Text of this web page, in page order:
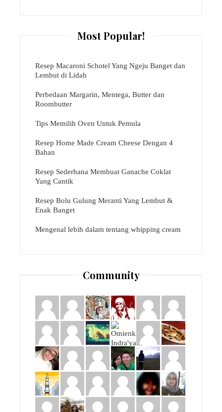
Most Popular!
Resep Macaroni Schotel Yang Ngeju Banget dan
Lembut di Lidah
Perbedaan Margarin, Mentega, Butter dan
Roombutter
Tips Memilih Oven Untuk Pemula
Resep Home Made Cream Cheese Dengan 4
Bahan
Resep Sederhana Membuat Ganache Coklat
Yang Cantik
Resep Bolu Gulung Meranti Yang Lembut &
Enak Banget
Mengenal lebih dalam tentang whipping cream
Community